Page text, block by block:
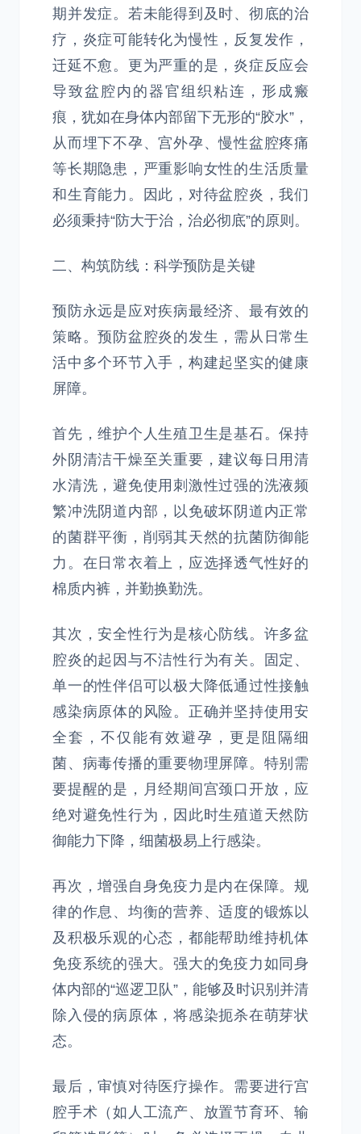
期并发症。若未能得到及时、彻底的治
疗，炎症可能转化为慢性，反复发作，
迁延不愈。更为严重的是，炎症反应会
导致盆腔内的器官组织粘连，形成瘢
痕，犹如在身体内部留下无形的“胶水”，
从而埋下不孕、宫外孕、慢性盆腔疼痛
等长期隐患，严重影响女性的生活质量
和生育能力。因此，对待盆腔炎，我们
必须秉持“防大于治，治必彻底”的原则。
二、构筑防线：科学预防是关键
预防永远是应对疾病最经济、最有效的
策略。预防盆腔炎的发生，需从日常生
活中多个环节入手，构建起坚实的健康
屏障。
首先，维护个人生殖卫生是基石。保持
外阴清洁干燥至关重要，建议每日用清
水清洗，避免使用刺激性过强的洗液频
繁冲洗阴道内部，以免破坏阴道内正常
的菌群平衡，削弱其天然的抗菌防御能
力。在日常衣着上，应选择透气性好的
棉质内裤，并勤换勤洗。
其次，安全性行为是核心防线。许多盆
腔炎的起因与不洁性行为有关。固定、
单一的性伴侣可以极大降低通过性接触
感染病原体的风险。正确并坚持使用安
全套，不仅能有效避孕，更是阻隔细
菌、病毒传播的重要物理屏障。特别需
要提醒的是，月经期间宫颈口开放，应
绝对避免性行为，因此时生殖道天然防
御能力下降，细菌极易上行感染。
再次，增强自身免疫力是内在保障。规
律的作息、均衡的营养、适度的锻炼以
及积极乐观的心态，都能帮助维持机体
免疫系统的强大。强大的免疫力如同身
体内部的“巡逻卫队”，能够及时识别并清
除入侵的病原体，将感染扼杀在萌芽状
态。
最后，审慎对待医疗操作。需要进行宫
腔手术（如人工流产、放置节育环、输